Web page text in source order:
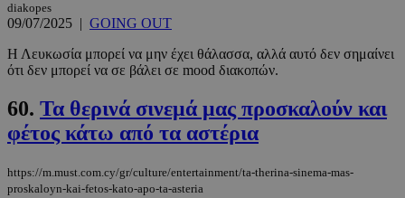
diakopes
09/07/2025 | GOING OUT
Η Λευκωσία μπορεί να μην έχει θάλασσα, αλλά αυτό δεν σημαίνει
ότι δεν μπορεί να σε βάλει σε mood διακοπών.
60. Τα θερινά σινεμά μας προσκαλούν και
φέτος κάτω από τα αστέρια
https://m.must.com.cy/gr/culture/entertainment/ta-therina-sinema-mas-
proskaloyn-kai-fetos-kato-apo-ta-asteria